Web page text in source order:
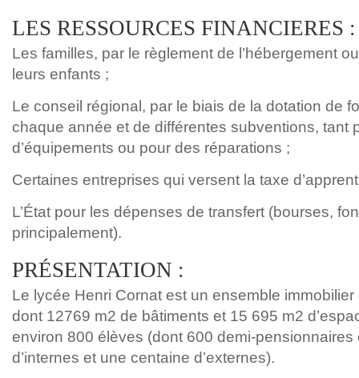
LES RESSOURCES FINANCIERES :
Les familles, par le règlement de l’hébergement
leurs enfants ;
Le conseil régional, par le biais de la dotation de
chaque année et de différentes subventions, tant
d’équipements ou pour des réparations ;
Certaines entreprises qui versent la taxe
L’État pour les dépenses de transfert (bourses,
principalement).
PRÉSENTATION :
Le lycée Henri Cornat est un ensemble immobilier
dont 12769 m2 de bâtiments et 15 695 m2
environ 800 élèves (dont 600 demi-pensionnaires
d’internes et une centaine d’externes).